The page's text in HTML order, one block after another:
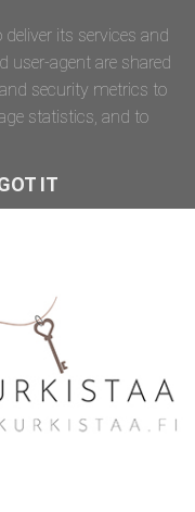
its services and
user-agent are shared
security metrics to
statistics, and to
IT